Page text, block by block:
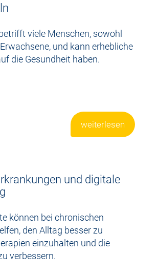
viele Menschen, sowohl
und kann erhebliche
die Gesundheit haben.
weiterlesen
und digitale
können bei chronischen
den Alltag besser zu
einzuhalten und die
verbessern.